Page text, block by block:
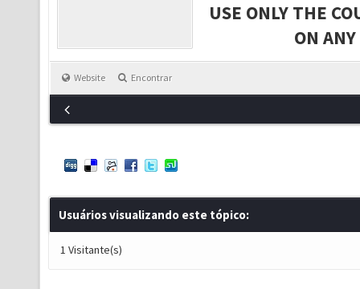
USE ONLY THE
ON
Website Encontrar
Usuários visualizando este tópico:
1 Visitante(s)